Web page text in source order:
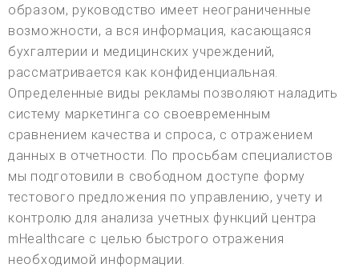
образом, руководство имеет неограниченные
возможности, а вся информация, касающаяся
бухгалтерии и медицинских учреждений,
рассматривается как конфиденциальная.
Определенные виды рекламы позволяют наладить
систему маркетинга со своевременным
сравнением качества и спроса, с отражением
данных в отчетности. По просьбам специалистов
мы подготовили в свободном доступе форму
тестового предложения по управлению, учету и
контролю для анализа учетных функций центра
mHealthcare с целью быстрого отражения
необходимой информации.